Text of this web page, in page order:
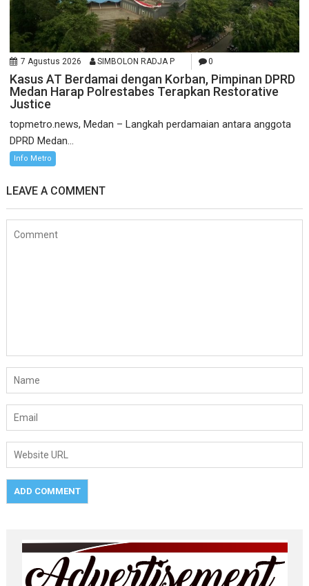
7 Agustus 2026 SIMBOLON RADJA P 0
Kasus AT Berdamai dengan Korban, Pimpinan DPRD
Medan Harap Polrestabes Terapkan Restorative
Justice
topmetro.news, Medan – Langkah perdamaian antara anggota
DPRD Medan...
Info Metro
LEAVE A COMMENT